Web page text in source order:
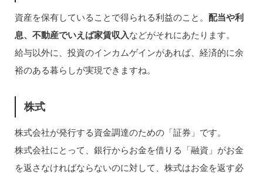
資産を保有していることで得られる利益のこと。 配当や利
息、不動産でいえば家賃収入などがそれにあたります。
給与以外に、投資のインカムゲインがあれば、経済的に余
裕のある暮らしが実現できますね。
株式
株式会社が発行する資金調達のための「証券」です。
株式会社にとって、銀行からお金を借りる「融資」がお金
を返さなければならないのに対して、株式はお金を返す必